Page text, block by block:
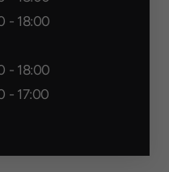
- 18:00
- 18:00
- 17:00